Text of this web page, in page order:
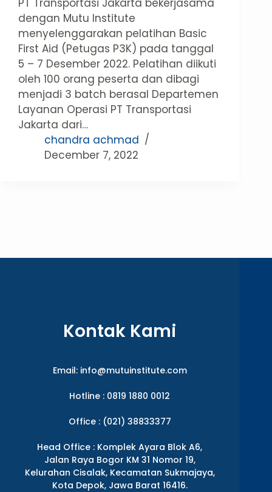
PT Transportasi Jakarta bekerjasama
dengan Mutu Institute
menyelenggarakan pelatihan Basic
First Aid (Petugas P3K) pada tanggal
5 – 7 Desember 2022. Pelatihan diikuti
oleh 100 orang peserta dan dibagi
menjadi 3 batch berasal Departemen
Layanan Operasi PT Transportasi
Jakarta dari…
chandra achmad
December 7, 2022
Kontak Kami
Email: info@mutuinstitute.com
Hotline : 0819 1880 0012
Office : (021) 38833377
Head Office : Komplek Ayara Blok A6,
Jalan Raya Bogor KM 31 Nomor 19,
Kelurahan Cisalak, Kecamatan Sukmajaya,
Kota Depok, Jawa Barat 16416.